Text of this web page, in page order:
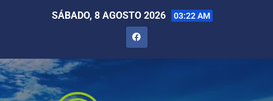
SÁBADO, 8 AGOSTO 2026 03:22 AM